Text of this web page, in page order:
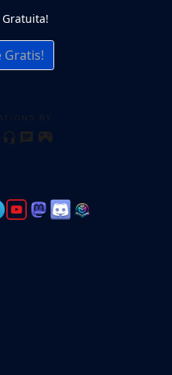
Gratuita!
Gratis!